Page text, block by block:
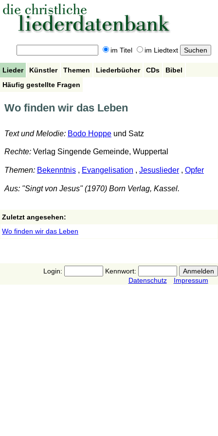
im Titel im Liedtext
Lieder Künstler Themen Liederbücher CDs
Bibel
Häufig gestellte Fragen
Wo finden wir das Leben
Text und Melodie: Bodo Hoppeund Satz
Rechte:Verlag Singende Gemeinde, Wuppertal
Themen: Bekenntnis, Evangelisation , Jesuslieder, Opfer
Aus: "Singt von Jesus" (1970) Born Verlag, Kassel.
Zuletzt angesehen:
Wo finden wir das Leben
Login:
Kennwort:
Datenschutz
Impressum